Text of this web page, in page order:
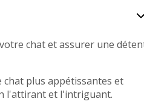
chat et assurer une
chat plus appétissantes et
l'attirant et l'intriguant.